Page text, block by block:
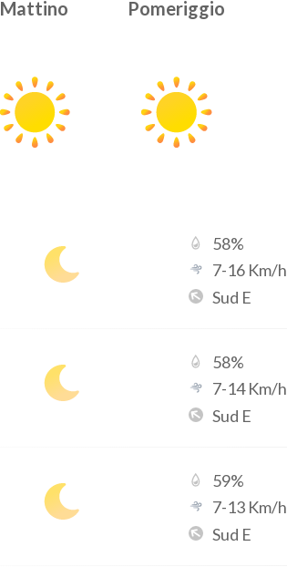
Mattino Pomeriggio
58%
7-16 Km/h
Sud E
58%
7-14Km/h
Sud E
59%
7-13 Km/h
Sud E